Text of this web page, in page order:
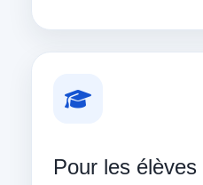
Pour les élèves